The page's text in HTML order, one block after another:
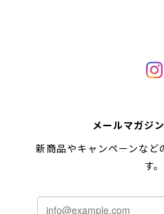
メールマガジ
新商品やキャンペーンなど
す。